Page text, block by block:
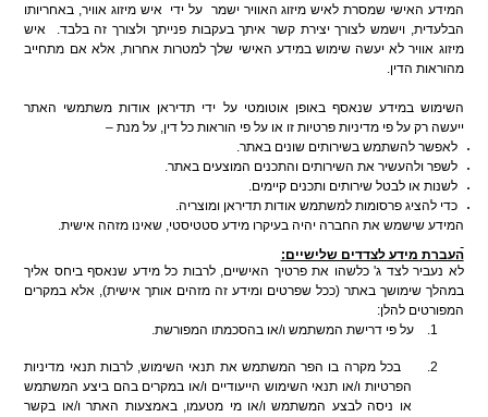
המידע האישי שמסרת לאיש מיזוג האוויר ישמר על ידי איש מיזוג אוויר, באחריותו
הבלעדית, וישמש לצורך יצירת קשר איתך בעקבות פנייתך ולצורך זה בלבד.
איש
מיזוג אוויר לא יעשה שימוש במידע האישי שלך למטרות אחרות, אלא אם מתחייב
מהוראות הדין.
השימוש במידע שנאסף באופן אוטומטי על ידי תדיראן אודות משתמשי האתר
ייעשה רק על פי מדיניות פרטיות זו או על פי הוראות כל דין, על מנת –
לאפשר להשתמש בשירותים שונים באתר.
לשפר ולהעשיר את השירותים והתכנים המוצעים באתר.
לשנות או לבטל שירותים ותכנים קיימים.
כדי להציג פרסומות למשתמש אודות תדיראן ומוצריה.
המידע שישמש את החברה יהיה בעיקרו מידע סטטיסטי, שאינו מזהה אישית.
העברת מידע לצדדים שלישיים:
לא נעביר לצד ג' כלשהו את פרטיך האישיים, לרבות כל מידע שנאסף ביחס אליך
במהלך שימושך באתר (ככל שפרטים ומידע זה מזהים אותך אישית), אלא במקרים
המפורטים להלן:
1.
על פי דרישת המשתמש ו/או בהסכמתו המפורשת.
2.
בכל מקרה בו הפר המשתמש את תנאי השימוש, לרבות תנאי מדיניות
הפרטיות ו/או תנאי השימוש הייעודיים ו/או במקרים בהם ביצע המשתמש
או ניסה לבצע המשתמש ו/או מי מטעמו, באמצעות האתר ו/או בקשר